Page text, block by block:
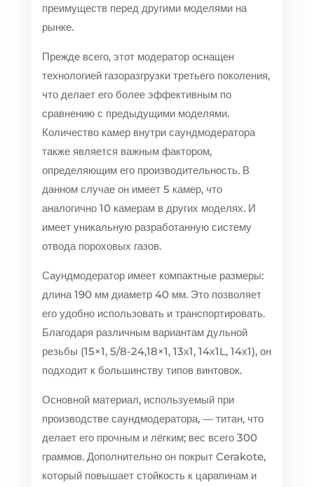
преимуществ перед другими моделями на
рынке.
Прежде всего, этот модератор оснащен
технологией газоразгрузки третьего поколения,
что делает его более эффективным по
сравнению с предыдущими моделями.
Количество камер внутри саундмодератора
также является важным фактором,
определяющим его производительность. В
данном случае он имеет 5 камер, что
аналогично 10 камерам в других моделях. И
имеет уникальную разработанную систему
отвода пороховых газов.
Саундмодератор имеет компактные размеры:
длина 190 мм диаметр 40 мм. Это позволяет
его удобно использовать и транспортировать.
Благодаря различным вариантам дульной
резьбы (15×1, 5/8-24,18×1, 13х1, 14х1L, 14х1), он
подходит к большинству типов винтовок.
Основной материал, используемый при
производстве саундмодератора, — титан, что
делает его прочным и лёгким; вес всего 300
граммов. Дополнительно он покрыт Cerakote,
который повышает стойкость к царапинам и